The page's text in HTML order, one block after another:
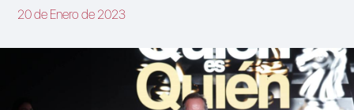
20 de Enero de 2023